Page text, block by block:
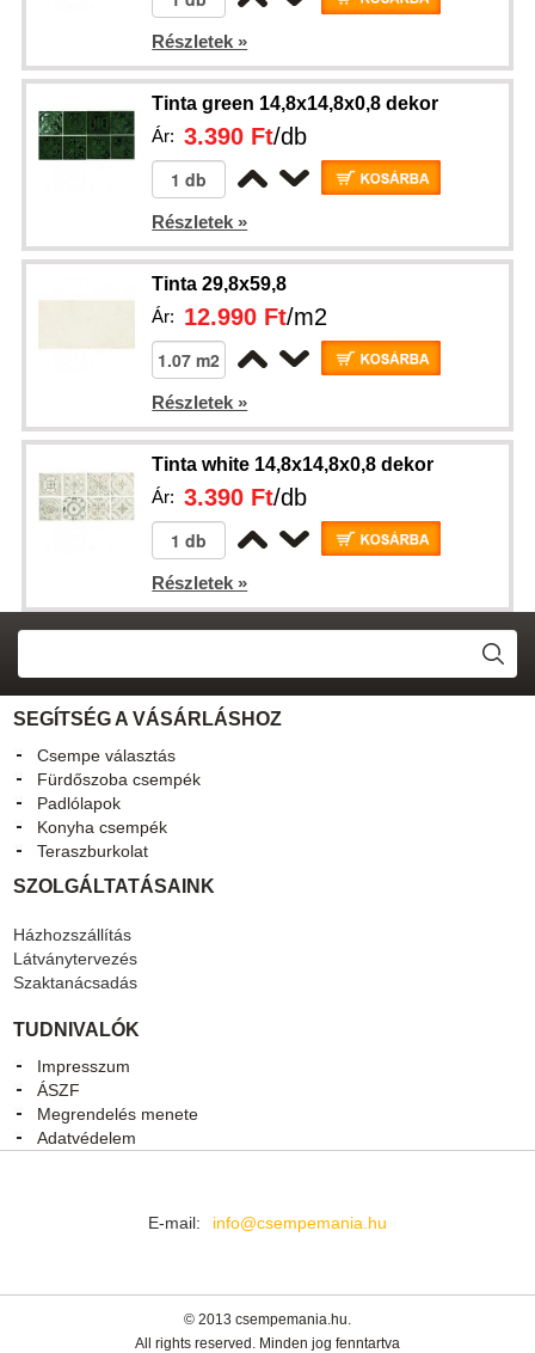
Részletek »
Tinta green 14,8x14,8x0,8 dekor
Ár:3.390 Ft/db
Részletek »
Tinta 29,8x59,8
Ár: 12.990 Ft/m2
Részletek »
Tinta white 14,8x14,8x0,8 dekor
Ár:3.390 Ft/db
Részletek »
SEGÍTSÉG A VÁSÁRLÁSHOZ
Csempe választás
Fürdőszoba csempék
Padlólapok
Konyha csempék
Teraszburkolat
SZOLGÁLTATÁSAINK
Házhozszállítás
Látványtervezés
Szaktanácsadás
TUDNIVALÓK
Impresszum
ÁSZF
Megrendelés menete
Adatvédelem
E-mail: info@csempemania.hu
© 2013 csempemania.hu.
All rights reserved. Minden jog fenntartva